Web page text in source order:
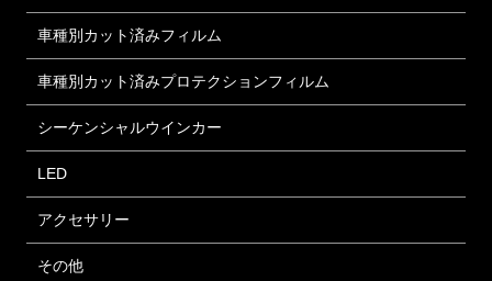
車種別カット済みフィルム
車種別カット済みプロテクションフィルム
シーケンシャルウインカー
LED
アクセサリー
その他